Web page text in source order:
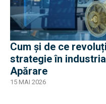
Cum și de ce
strategie în
Apărare
15 MAI 2026